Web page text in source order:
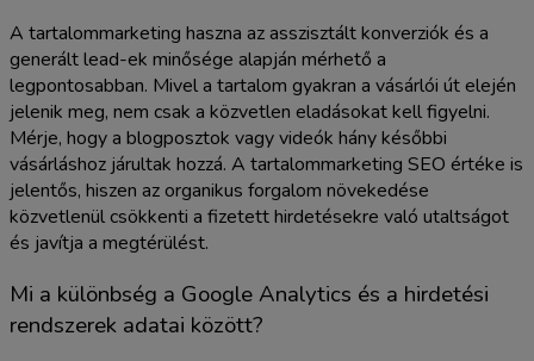
A tartalommarketing haszna az asszisztált konverziók és a
generált lead-ek minősége alapján mérhető a
legpontosabban. Mivel a tartalom gyakran a vásárlói út elején
jelenik meg, nem csak a közvetlen eladásokat kell figyelni.
Mérje, hogy a blogposztok vagy videók hány későbbi
vásárláshoz járultak hozzá. A tartalommarketing SEO értéke is
jelentős, hiszen az organikus forgalom növekedése
közvetlenül csökkenti a fizetett hirdetésekre való utaltságot
és javítja a megtérülést.
Mi a különbség a Google Analytics és a hirdetési
rendszerek adatai között?